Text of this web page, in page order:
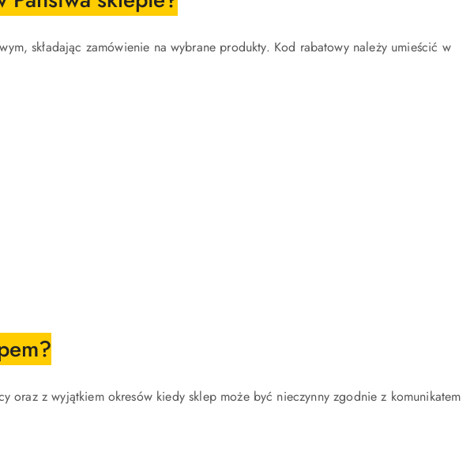
składając zamówienie na wybrane produkty. Kod rabatowy należy umieścić w
z wyjątkiem okresów kiedy sklep może być nieczynny zgodnie z komunikatem